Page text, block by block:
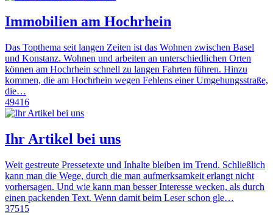
Immobilien am Hochrhein
Das Topthema seit langen Zeiten ist das Wohnen zwischen Basel
und Konstanz. Wohnen und arbeiten an unterschiedlichen Orten
können am Hochrhein schnell zu langen Fahrten führen. Hinzu
kommen, die am Hochrhein wegen Fehlens einer Umgehungsstraße,
die…
49416
Ihr Artikel bei uns
Weit gestreute Pressetexte und Inhalte bleiben im Trend. Schließlich
kann man die Wege, durch die man aufmerksamkeit erlangt nicht
vorhersagen. Und wie kann man besser Interesse wecken, als durch
einen packenden Text. Wenn damit beim Leser schon gle…
37515